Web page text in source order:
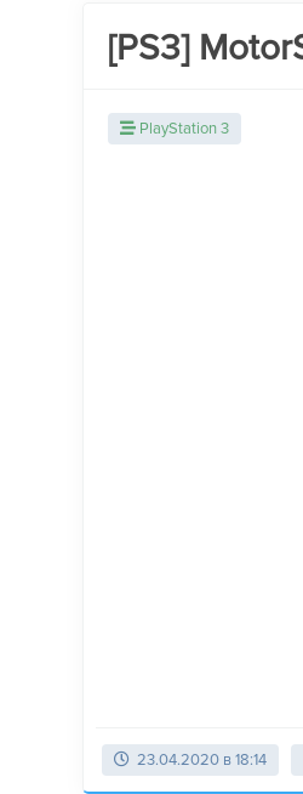
[PS3]
PlayStation 3
23.04.2020 в 18:14